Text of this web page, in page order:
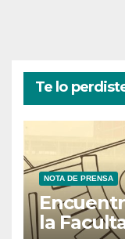
Te lo
NOTA DE PRENSA
la